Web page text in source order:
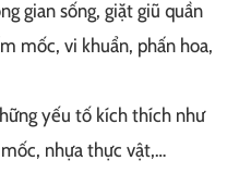
gian sống, giặt giũ quần
mốc, vi khuẩn, phấn hoa,
yếu tố kích thích như
nhựa thực vật,…